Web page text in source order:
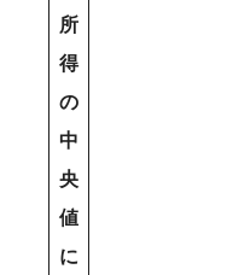
所
得
の
中
央
値
に